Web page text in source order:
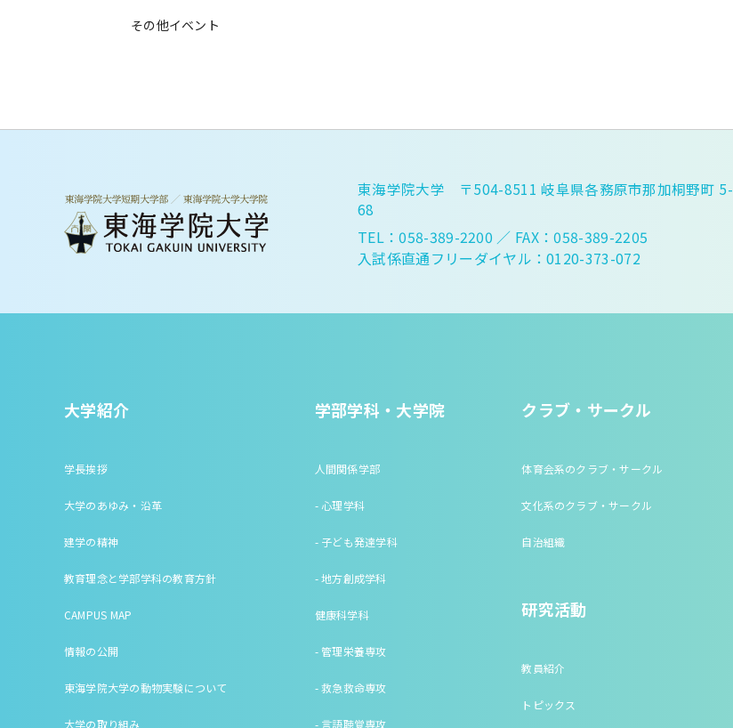
その他イベント
東海学院大学 〒504-8511 岐阜県各務原市那加桐野町 5-
68
TEL：058-389-2200 ／ FAX：058-389-2205
入試係直通フリーダイヤル：0120-373-072
大学紹介
学長挨拶
大学のあゆみ・沿革
建学の精神
教育理念と学部学科の教育方針
CAMPUS MAP
情報の公開
東海学院大学の動物実験について
大学の取り組み
学部学科・大学院
人間関係学部
- 心理学科
- 子ども発達学科
- 地方創成学科
健康科学科
- 管理栄養専攻
- 救急救命専攻
- 言語聴覚専攻
クラブ・サークル
体育会系のクラブ・サークル
文化系のクラブ・サークル
自治組織
研究活動
教員紹介
トピックス